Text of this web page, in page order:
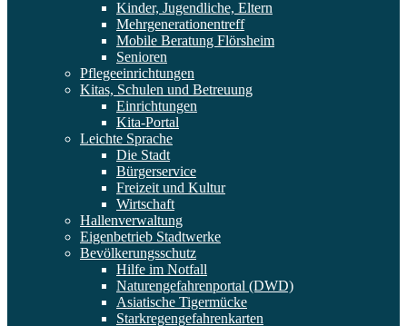
Kinder, Jugendliche, Eltern
Mehrgenerationentreff
Mobile Beratung Flörsheim
Senioren
Pflegeeinrichtungen
Kitas, Schulen und Betreuung
Einrichtungen
Kita-Portal
Leichte Sprache
Die Stadt
Bürgerservice
Freizeit und Kultur
Wirtschaft
Hallenverwaltung
Eigenbetrieb Stadtwerke
Bevölkerungsschutz
Hilfe im Notfall
Naturengefahrenportal (DWD)
Asiatische Tigermücke
Starkregengefahrenkarten